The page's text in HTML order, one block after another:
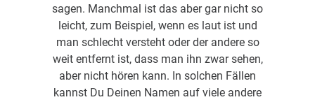
sagen. Manchmal ist das aber gar nicht so
leicht, zum Beispiel, wenn es laut ist und
man schlecht versteht oder der andere so
weit entfernt ist, dass man ihn zwar sehen,
aber nicht hören kann. In solchen Fällen
kannst Du Deinen Namen auf viele andere